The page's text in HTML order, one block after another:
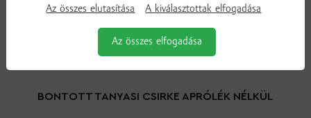
BONTOTT TANYASI CSIRKE APRÓLÉK NÉLKÜL
Az összes elutasítása A kiválasztottak elfogadása
Az összes elfogadása